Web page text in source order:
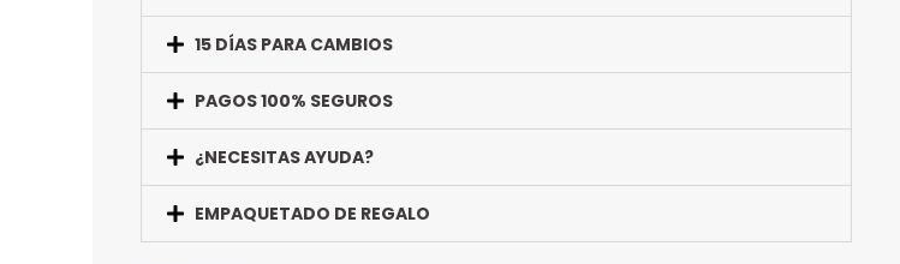
15 DÍAS PARA CAMBIOS
PAGOS 100% SEGUROS
¿NECESITAS AYUDA?
EMPAQUETADO DE REGALO